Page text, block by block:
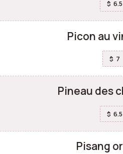
$ 6.5
Picon au
$ 7
Pineau des
$ 6.5
Pisang